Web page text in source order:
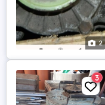
2
3